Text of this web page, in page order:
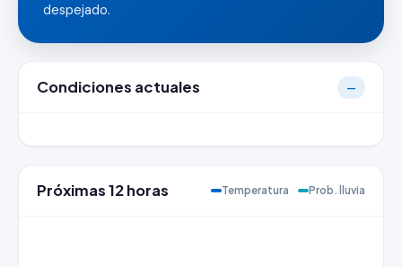
despejado.
Condiciones actuales —
Próximas 12 horas Temperatura Prob. lluvia